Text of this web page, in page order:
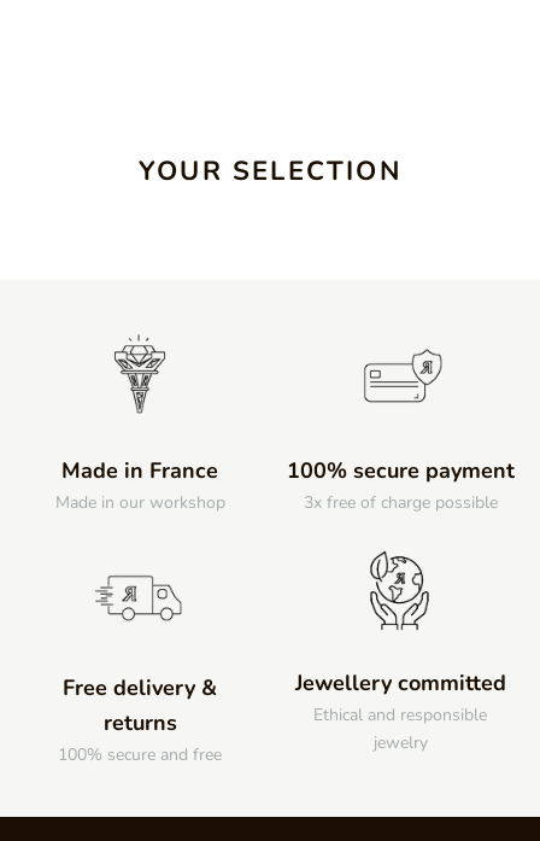
YOUR SELECTION
Made in France
Made in our workshop
100% secure payment
3x free of charge possible
Free delivery &
returns
100% secure and free
Jewellery committed
Ethical and responsible
jewelry